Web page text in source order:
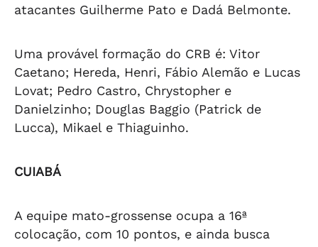
atacantes Guilherme Pato e Dadá Belmonte.
Uma provável formação do CRB é: Vitor
Caetano; Hereda, Henri, Fábio Alemão e Lucas
Lovat; Pedro Castro, Chrystopher e
Danielzinho; Douglas Baggio (Patrick de
Lucca), Mikael e Thiaguinho.
CUIABÁ
A equipe mato-grossense ocupa a 16ª
colocação, com 10 pontos, e ainda busca